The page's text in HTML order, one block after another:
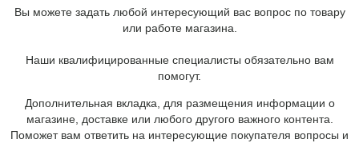
Вы можете задать любой интересующий вас вопрос по товару
или работе магазина.
Наши квалифицированные специалисты обязательно вам
помогут.
Дополнительная вкладка, для размещения информации о
магазине, доставке или любого другого важного контента.
Поможет вам ответить на интересующие покупателя вопросы и